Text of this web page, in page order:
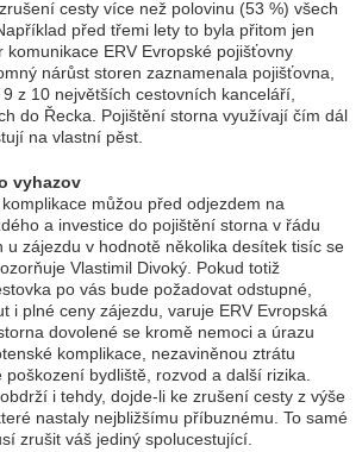
cesty více než polovinu (53 %) všech
před třemi lety to byla přitom jen
komunikace ERV Evropské pojišťovny
nárůst storen zaznamenala pojišťovna,
z 10 největších cestovních kanceláří,
do Řecka. Pojištění storna využívají čím dál
na vlastní pěst.
vyhazov
můžou před odjezdem na
a investice do pojištění storna v řádu
u zájezdu v hodnotě několika desítek tisíc se
Vlastimil Divoký. Pokud totiž
po vás bude požadovat odstupné,
i plné ceny zájezdu, varuje ERV Evropská
dovolené se kromě nemoci a úrazu
komplikace, nezaviněnou ztrátu
bydliště, rozvod a další rizika.
i tehdy, dojde-li ke zrušení cesty z výše
nastaly nejbližšímu příbuznému. To samé
zrušit váš jediný spolucestující.